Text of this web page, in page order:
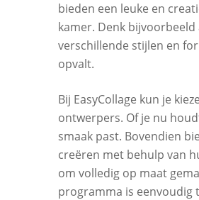
bieden een leuke en
kamer. Denk
verschillende stijlen en
opvalt.
Bij EasyCollage kun je
ontwerpers. Of je nu
smaak past. Bovendien
creëren met behulp van
om volledig op maat
programma is eenvoudig